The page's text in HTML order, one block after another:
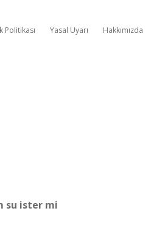
Politikası Yasal Uyarı Hakkımızda
su ister mi